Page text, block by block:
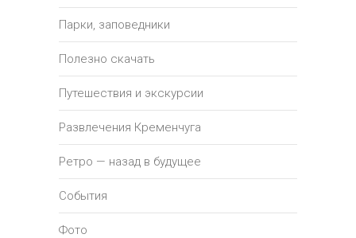
Парки, заповедники
Полезно скачать
Путешествия и экскурсии
Развлечения Кременчуга
Ретро — назад в будущее
События
Фото